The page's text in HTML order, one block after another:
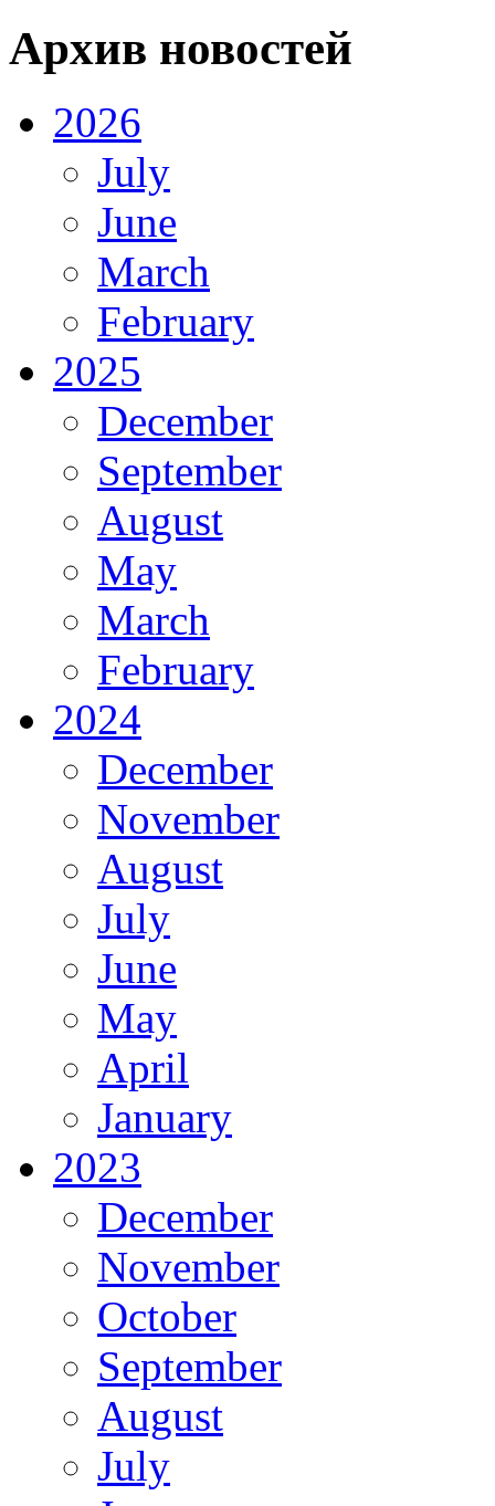
Архив новостей
2026
July
June
March
February
2025
December
September
August
May
March
February
2024
December
November
August
July
June
May
April
January
2023
December
November
October
September
August
July